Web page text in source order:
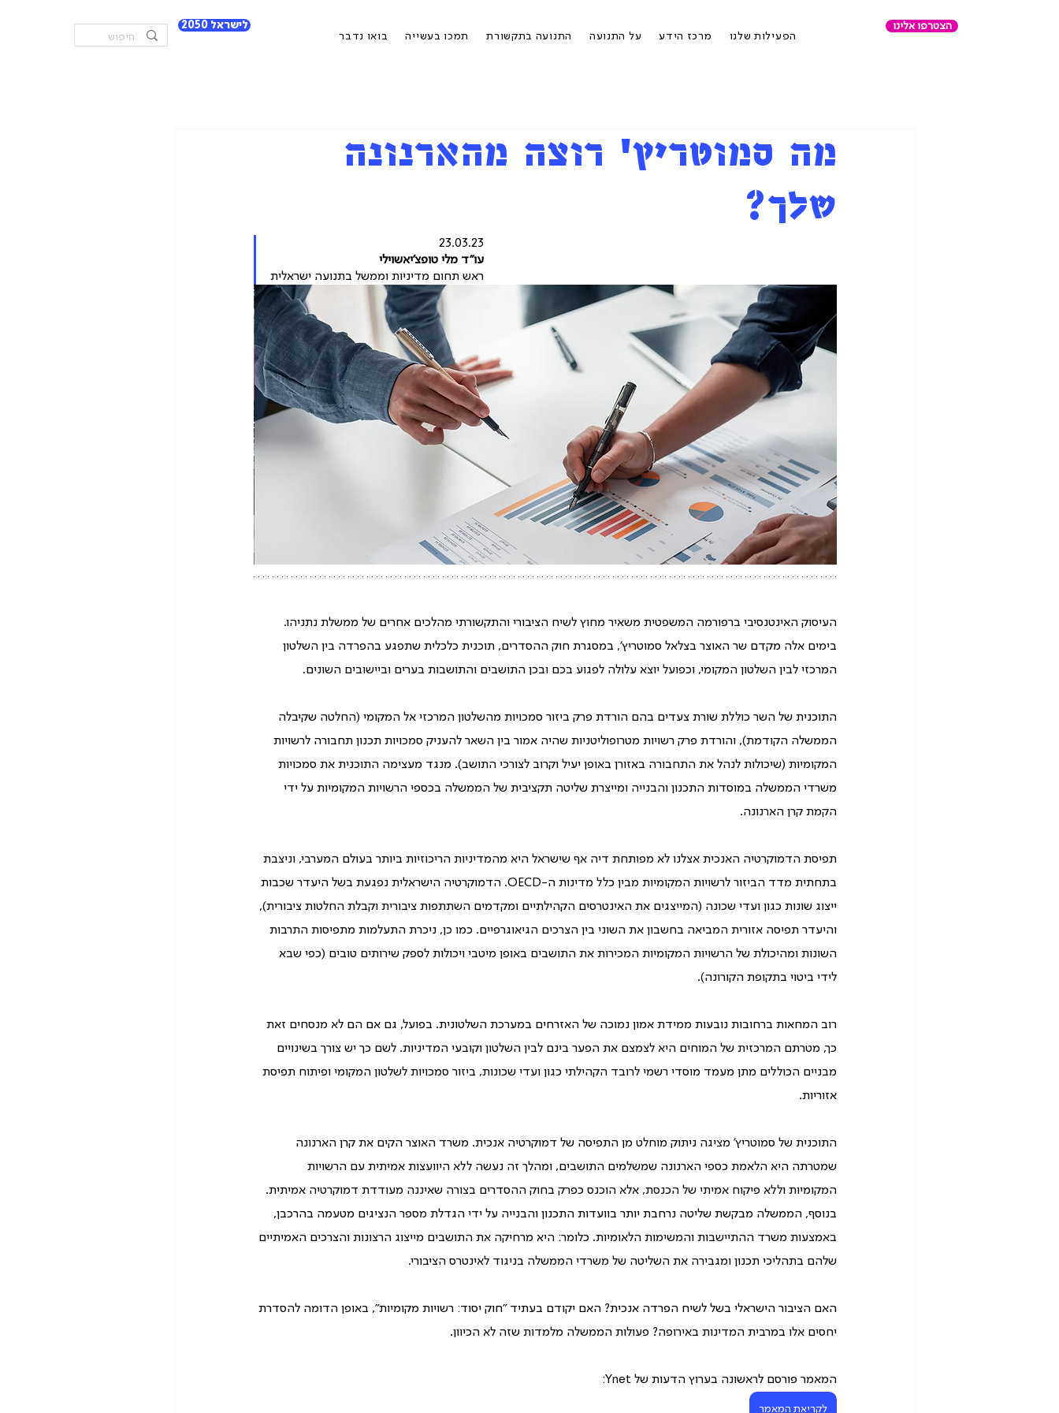
לישראל 2050
הצטרפו אלינו
הפעילות שלנו
מרכז הידע על התנועה התנועה בתקשורת תמכו בעשייה בואו נדבר
מה סמוטריץ' רוצה מהארנונה
שלך?
23.03.23
עו"ד מלי טופצ'יאשוילי
ראש תחום מדיניות וממשל בתנועה ישראלית
העיסוק האינטנסיבי ברפורמה המשפטית משאיר מחוץ לשיח הציבורי והתקשורתי מהלכים אחרים של ממשלת נתניהו.
בימים אלה מקדם שר האוצר בצלאל סמוטריץ', במסגרת חוק ההסדרים, תוכנית כלכלית שתפגע בהפרדה בין השלטון
המרכזי לבין השלטון המקומי, וכפועל יוצא עלולה לפגוע בכם ובכן התושבים והתושבות בערים וביישובים השונים.
התוכנית של השר כוללת שורת צעדים בהם הורדת פרק ביזור סמכויות מהשלטון המרכזי אל המקומי (החלטה שקיבלה
הממשלה הקודמת), והורדת פרק רשויות מטרופוליטניות שהיה אמור בין השאר להעניק סמכויות תכנון תחבורה לרשויות
המקומיות (שיכולות לנהל את התחבורה באזורן באופן יעיל וקרוב לצורכי התושב). מנגד מעצימה התוכנית את סמכויות
משרדי הממשלה במוסדות התכנון והבנייה ומייצרת שליטה תקציבית של הממשלה בכספי הרשויות המקומיות על ידי
הקמת קרן הארנונה.
תפיסת הדמוקרטיה האנכית אצלנו לא מפותחת דיה אף שישראל היא מהמדיניות הריכוזיות ביותר בעולם המערבי, וניצבת
בתחתית מדד הביזור לרשויות המקומיות מבין כלל מדינות ה-OECD. הדמוקרטיה הישראלית נפגעת בשל היעדר שכבות
ייצוג שונות כגון ועדי שכונה (המייצגים את האינטרסים הקהילתיים ומקדמים השתתפות ציבורית וקבלת החלטות ציבורית),
והיעדר תפיסה אזורית המביאה בחשבון את השוני בין הצרכים הגיאוגרפיים. כמו כן, ניכרת התעלמות מתפיסות התרבות
השונות ומהיכולת של הרשויות המקומיות המכירות את התושבים באופן מיטבי ויכולות לספק שירותים טובים (כפי שבא
לידי ביטוי בתקופת הקורונה).
רוב המחאות ברחובות נובעות ממידת אמון נמוכה של האזרחים במערכת השלטונית. בפועל, גם אם הם לא מנסחים זאת
כך, מטרתם המרכזית של המוחים היא לצמצם את הפער בינם לבין השלטון וקובעי המדיניות. לשם כך יש צורך בשינויים
מבניים הכוללים מתן מעמד מוסדי רשמי לרובד הקהילתי כגון ועדי שכונות, ביזור סמכויות לשלטון המקומי ופיתוח תפיסת
אזוריות.
התוכנית של סמוטריץ' מציגה ניתוק מוחלט מן התפיסה של דמוקרטיה אנכית. משרד האוצר הקים את קרן הארנונה
שמטרתה היא הלאמת כספי הארנונה שמשלמים התושבים, ומהלך זה נעשה ללא היוועצות אמיתית עם הרשויות
המקומיות וללא פיקוח אמיתי של הכנסת, אלא הוכנס כפרק בחוק ההסדרים בצורה שאיננה מעודדת דמוקרטיה אמיתית.
בנוסף, הממשלה מבקשת שליטה נרחבת יותר בוועדות התכנון והבנייה על ידי הגדלת מספר הנציגים מטעמה בהרכבן,
באמצעות משרד ההתיישבות והמשימות הלאומיות. כלומר: היא מרחיקה את התושבים מייצוג הרצונות והצרכים האמיתיים
שלהם בתהליכי תכנון ומגבירה את השליטה של משרדי הממשלה בניגוד לאינטרס הציבורי.
האם הציבור הישראלי בשל לשיח הפרדה אנכית? האם יקודם בעתיד "חוק יסוד: רשויות מקומיות", באופן הדומה להסדרת
יחסים אלו במרבית המדינות באירופה? פעולות הממשלה מלמדות שזה לא הכיוון.
המאמר פורסם לראשונה בערוץ הדעות של Ynet:
לקריאת המאמר